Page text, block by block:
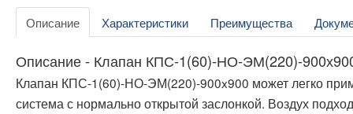
Описание Характеристики Преимущества
Описание - Клапан КПС-1(60)-НО-ЭМ(220)-
Клапан КПС-1(60)-НО-ЭМ(220)-900x900 может легко
система с нормально открытой заслонкой. Воздух